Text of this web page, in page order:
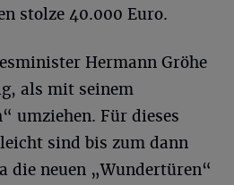
stolze 40.000 Euro.
Hermann Gröhe
als mit seinem
umziehen. Für dieses
sind bis zum dann
die neuen „Wundertüren“